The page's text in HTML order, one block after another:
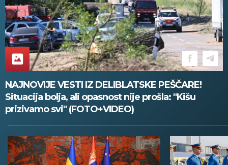
NAJNOVIJE VESTI IZ DELIBLATSKE PEŠČARE!
Situacija bolja, ali opasnost nije prošla: "Kišu
prizivamo svi" (FOTO+VIDEO)